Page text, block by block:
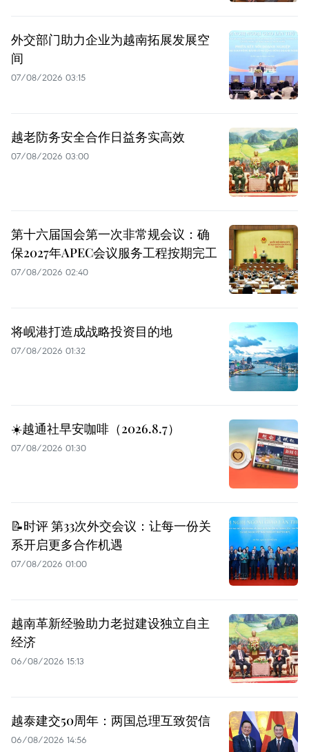
外交部门助力企业为越南拓展发展空
间
07/08/2026 03:15
越老防务安全合作日益务实高效
07/08/2026 03:00
第十六届国会第一次非常规会议：确
保2027年APEC会议服务工程按期完工
07/08/2026 02:40
将岘港打造成战略投资目的地
07/08/2026 01:32
☀️越通社早安咖啡（2026.8.7）
07/08/2026 01:30
📝时评 第33次外交会议：让每一份关
系开启更多合作机遇
07/08/2026 01:00
越南革新经验助力老挝建设独立自主
经济
06/08/2026 15:13
越泰建交50周年：两国总理互致贺信
06/08/2026 14:56